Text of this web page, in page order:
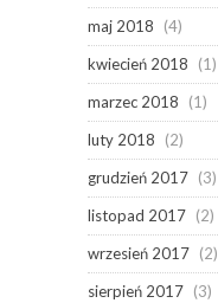
maj 2018
(4)
kwiecień 2018
(1)
marzec 2018
(1)
luty 2018
(2)
grudzień 2017 (3)
listopad 2017 (2)
wrzesień 2017 (2)
sierpień 2017 (3)